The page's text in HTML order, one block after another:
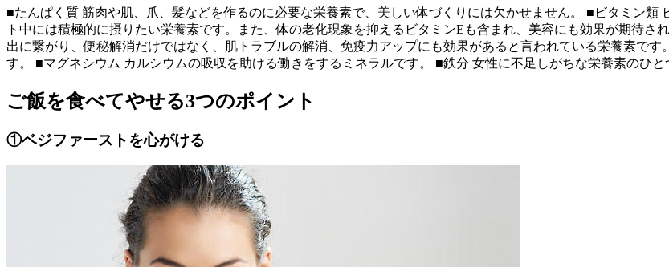
■たんぱく質 筋肉や肌、爪、髪などを作るのに必要な栄養素で、美しい体づくりには欠かせません。 ■ビタミン類
ト中には積極的に摂りたい栄養素です。また、体の老化現象を抑えるビタミンEも含まれ、美容にも効果が期待
出に繋がり、便秘解消だけではなく、肌トラブルの解消、免疫力アップにも効果があると言われている栄養素で
す。 ■マグネシウム カルシウムの吸収を助ける働きをするミネラルです。 ■鉄分 女性に不足しがちな栄養素のひと
ご飯を食べてやせる3つのポイント
①ベジファーストを心がける